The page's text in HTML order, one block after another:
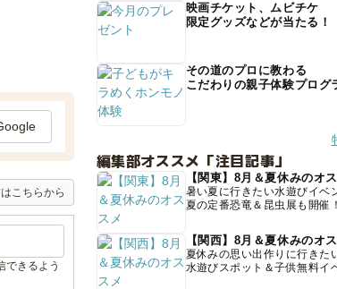
こちらから
できるよう
映画チケット、ムビチケ
限定グッズなどが当たる！
その道のプロに教わる
こだわりの親子体験プログ
編集部オススメ「注目記事」
【関東】8月＆夏休みのオ
暑い夏に行きたい水遊びイベ
夏の定番恐竜＆昆虫展も開催！
【関西】8月＆夏休みのオ
夏休みの思い出作りに行きた
水遊びスポット＆子供無料イ